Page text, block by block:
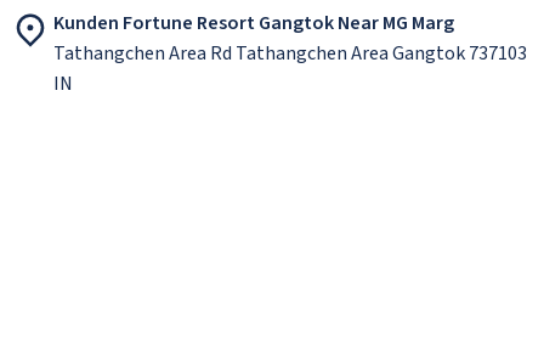
Kunden Fortune Resort Gangtok Near MG Marg
Tathangchen Area Rd Tathangchen Area Gangtok 737103
IN